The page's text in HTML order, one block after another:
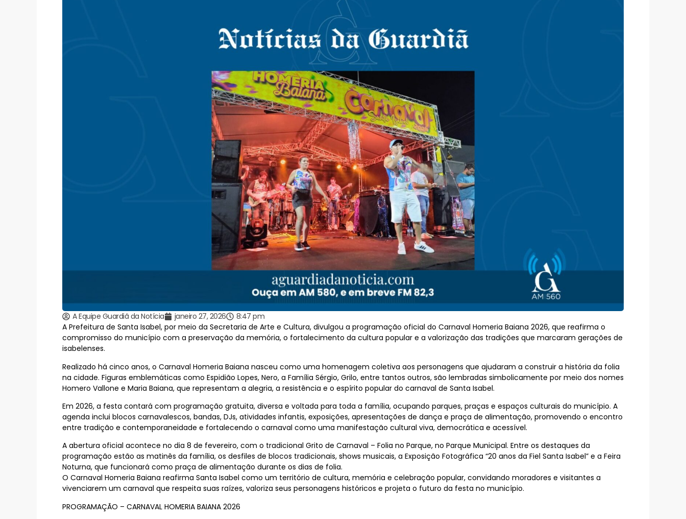
A Equipe Guardiã da Notícia janeiro 27, 2026
8:47 pm
A Prefeitura de Santa Isabel, por meio da Secretaria de Arte e Cultura, divulgou a programação oficial do Carnaval Homeria Baiana 2026, que reafirma o
compromisso do município com a preservação da memória, o fortalecimento da cultura popular e a valorização das tradições que marcaram gerações de
isabelenses.
Realizado há cinco anos, o Carnaval Homeria Baiana nasceu como uma homenagem coletiva aos personagens que ajudaram a construir a história da folia
na cidade. Figuras emblemáticas como Espidião Lopes, Nero, a Família Sérgio, Grilo, entre tantos outros, são lembradas simbolicamente por meio dos nomes
Homero Vallone e Maria Baiana, que representam a alegria, a resistência e o espírito popular do carnaval de Santa Isabel.
Em 2026, a festa contará com programação gratuita, diversa e voltada para toda a família, ocupando parques, praças e espaços culturais do município. A
agenda inclui blocos carnavalescos, bandas, DJs, atividades infantis, exposições, apresentações de dança e praça de alimentação, promovendo o encontro
entre tradição e contemporaneidade e fortalecendo o carnaval como uma manifestação cultural viva, democrática e acessível.
A abertura oficial acontece no dia 8 de fevereiro, com o tradicional Grito de Carnaval – Folia no Parque, no Parque Municipal. Entre os destaques da
programação estão as matinês da família, os desfiles de blocos tradicionais, shows musicais, a Exposição Fotográfica “20 anos da Fiel Santa Isabel” e a Feira
Noturna, que funcionará como praça de alimentação durante os dias de folia.
O Carnaval Homeria Baiana reafirma Santa Isabel como um território de cultura, memória e celebração popular, convidando moradores e visitantes a
vivenciarem um carnaval que respeita suas raízes, valoriza seus personagens históricos e projeta o futuro da festa no município.
PROGRAMAÇÃO – CARNAVAL HOMERIA BAIANA 2026